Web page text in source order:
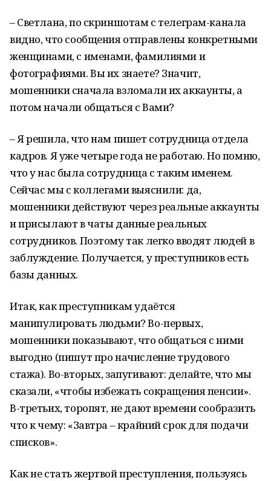
– Светлана, по скриншотам с телеграм-канала
видно, что сообщения отправлены конкретными
женщинами, с именами, фамилиями и
фотографиями. Вы их знаете? Значит,
мошенники сначала взломали их аккаунты, а
потом начали общаться с Вами?
– Я решила, что нам пишет сотрудница отдела
кадров. Я уже четыре года не работаю. Но помню,
что у нас была сотрудница с таким именем.
Сейчас мы с коллегами выяснили: да,
мошенники действуют через реальные аккаунты
и присылают в чаты данные реальных
сотрудников. Поэтому так легко вводят людей в
заблуждение. Получается, у преступников есть
базы данных.
Итак, как преступникам удаётся
манипулировать людьми? Во-первых,
мошенники показывают, что общаться с ними
выгодно (пишут про начисление трудового
стажа). Во-вторых, запугивают: делайте, что мы
сказали, «чтобы избежать сокращения пенсии».
В-третьих, торопят, не дают времени сообразить
что к чему: «Завтра – крайний срок для подачи
списков».
Как не стать жертвой преступления, пользуясь